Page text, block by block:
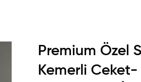
Premium Özel
Kemerli Ceket-